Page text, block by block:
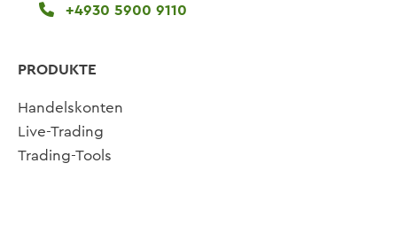
+4930 5900 9110
PRODUKTE
Handelskonten
Live-Trading
Trading-Tools